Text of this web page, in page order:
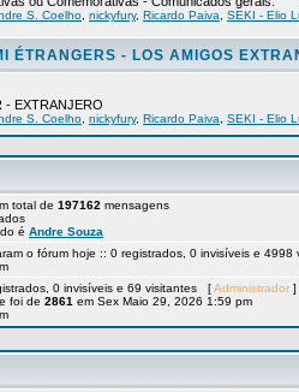
S. Coelho nickyfury, Ricardo Paiva
SEKI - Elio
ÉTRANGERS - LOS AMIGOS
- EXTRANJERO
S. Coelho nickyfury, Ricardo Paiva SEKI - Elio
total de 197162 mensagens
é Andre Souza
o fórum hoje :: 0 registrados, 0 invisíveis e
0 invisíveis e 69 visitantes [Administrador
foi de 2861 em Sex Maio 29, 2026 1:59 pm